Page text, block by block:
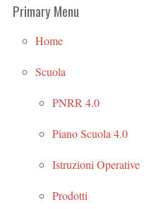
Primary Menu
Home
Scuola
PNRR 4.0
Piano Scuola 4.0
Istruzioni Operative
Prodotti